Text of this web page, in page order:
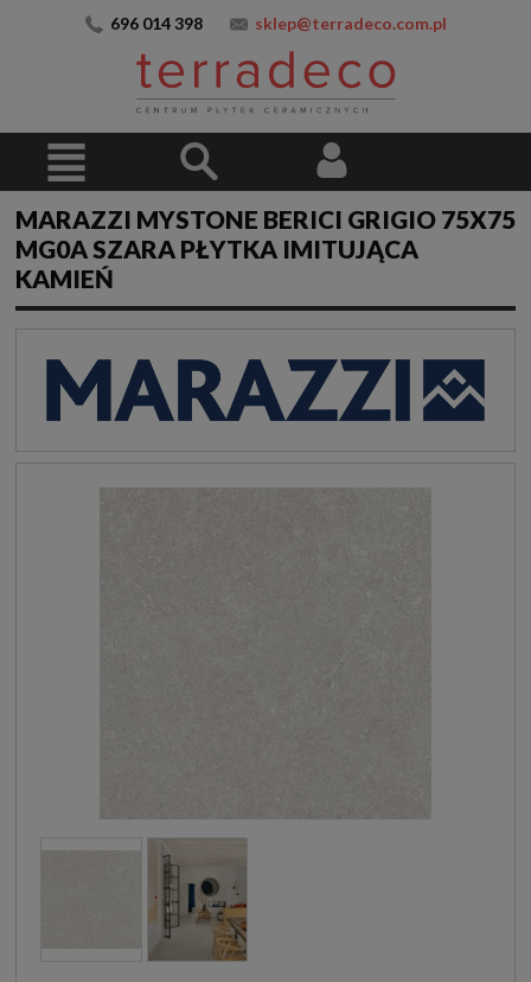
696 014 398 sklep@terradeco.com.pl
MARAZZI MYSTONE BERICI GRIGIO 75X75
MG0A SZARA PŁYTKA IMITUJĄCA
KAMIEŃ